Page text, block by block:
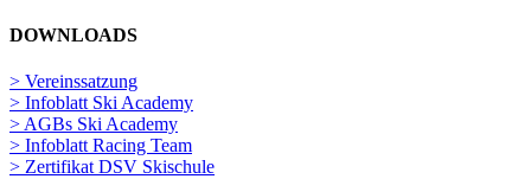
DOWNLOADS
> Vereinssatzung
> Infoblatt Ski Academy
> AGBs Ski Academy
> Infoblatt Racing Team
> Zertifikat DSV Skischule